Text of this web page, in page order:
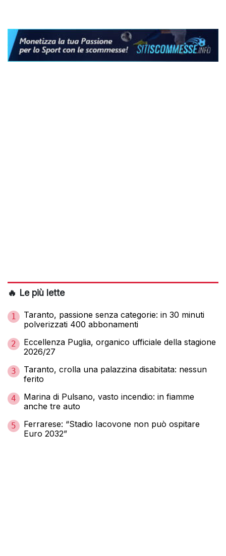
🔥 Le più lette
1
Taranto, passione senza categorie: in 30 minuti
polverizzati 400 abbonamenti
2
Eccellenza Puglia, organico ufficiale della stagione
2026/27
3
Taranto, crolla una palazzina disabitata: nessun
ferito
4
Marina di Pulsano, vasto incendio: in fiamme
anche tre auto
5
Ferrarese: “Stadio Iacovone non può ospitare
Euro 2032”